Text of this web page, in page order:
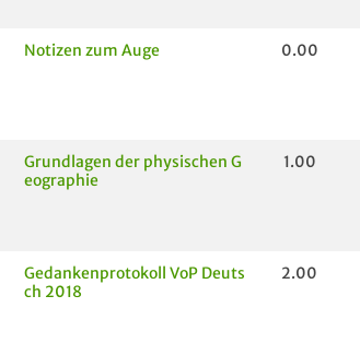
Notizen zum Auge 0.00
Grundlagen der physischen G
eographie
1.00
Gedankenprotokoll VoP Deuts
ch 2018
2.00